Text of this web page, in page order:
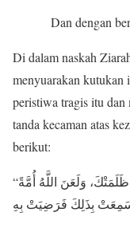
Dan dengan
Di dalam naskah
menyuarakan kutukan
peristiwa tragis itu dan
tanda kecaman atas
berikut:
“فَلَعَنَ اللَّهُ أُمَّةً قَتَلَتْكَ، وَلَعَنَ اللَّهُ أُمَّةً ظَلَمَتْكَ، وَلَعَنَ اللَّهُ أُمَّةً